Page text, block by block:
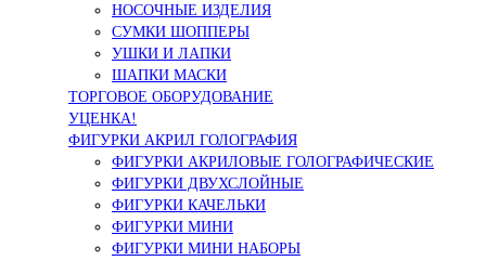
НОСОЧНЫЕ ИЗДЕЛИЯ
СУМКИ ШОППЕРЫ
УШКИ И ЛАПКИ
ШАПКИ МАСКИ
ТОРГОВОЕ ОБОРУДОВАНИЕ
УЦЕНКА!
ФИГУРКИ АКРИЛ ГОЛОГРАФИЯ
ФИГУРКИ АКРИЛОВЫЕ ГОЛОГРАФИЧЕСКИЕ
ФИГУРКИ ДВУХСЛОЙНЫЕ
ФИГУРКИ КАЧЕЛЬКИ
ФИГУРКИ МИНИ
ФИГУРКИ МИНИ НАБОРЫ